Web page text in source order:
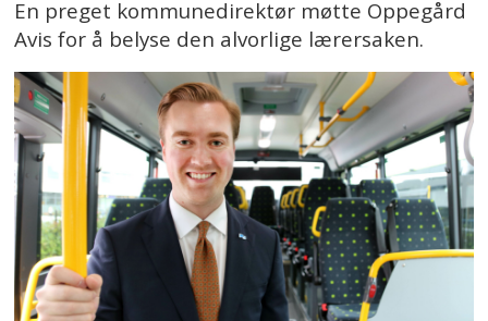
En preget kommunedirektør møtte Oppegård
Avis for å belyse den alvorlige lærersaken.